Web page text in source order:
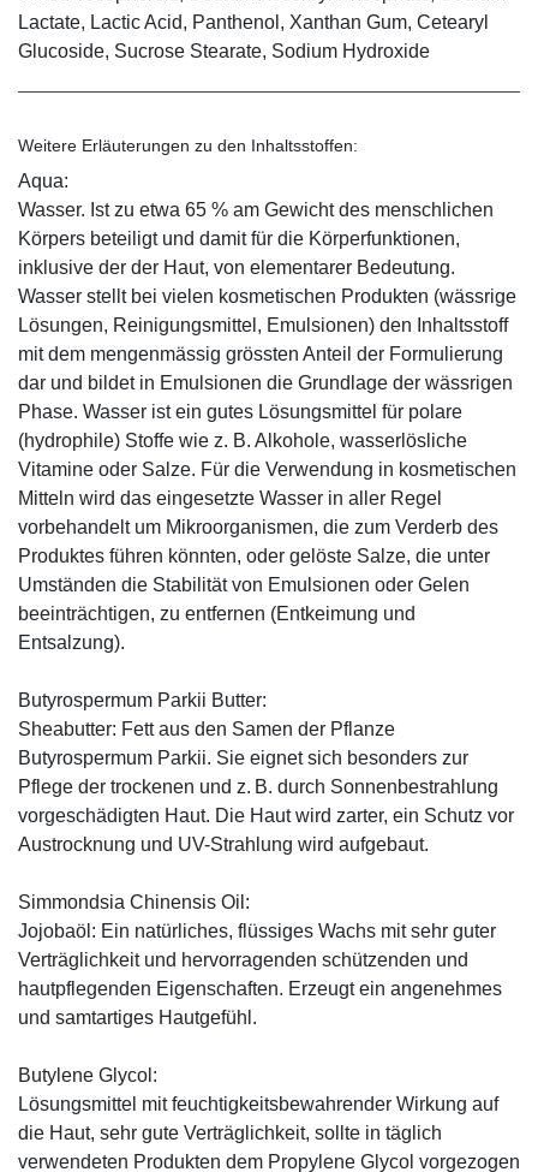
Lactate, Lactic Acid, Panthenol, Xanthan Gum, Cetearyl
Glucoside, Sucrose Stearate, Sodium Hydroxide
Weitere Erläuterungen zu den Inhaltsstoffen:
Aqua:
Wasser. Ist zu etwa 65 % am Gewicht des menschlichen
Körpers beteiligt und damit für die Körperfunktionen,
inklusive der der Haut, von elementarer Bedeutung.
Wasser stellt bei vielen kosmetischen Produkten (wässrige
Lösungen, Reinigungsmittel, Emulsionen) den Inhaltsstoff
mit dem mengenmässig grössten Anteil der Formulierung
dar und bildet in Emulsionen die Grundlage der wässrigen
Phase. Wasser ist ein gutes Lösungsmittel für polare
(hydrophile) Stoffe wie z. B. Alkohole, wasserlösliche
Vitamine oder Salze. Für die Verwendung in kosmetischen
Mitteln wird das eingesetzte Wasser in aller Regel
vorbehandelt um Mikroorganismen, die zum Verderb des
Produktes führen könnten, oder gelöste Salze, die unter
Umständen die Stabilität von Emulsionen oder Gelen
beeinträchtigen, zu entfernen (Entkeimung und
Entsalzung).
Butyrospermum Parkii Butter:
Sheabutter: Fett aus den Samen der Pflanze
Butyrospermum Parkii. Sie eignet sich besonders zur
Pflege der trockenen und z. B. durch Sonnenbestrahlung
vorgeschädigten Haut. Die Haut wird zarter, ein Schutz vor
Austrocknung und UV-Strahlung wird aufgebaut.
Simmondsia Chinensis Oil:
Jojobaöl: Ein natürliches, flüssiges Wachs mit sehr guter
Verträglichkeit und hervorragenden schützenden und
hautpflegenden Eigenschaften. Erzeugt ein angenehmes
und samtartiges Hautgefühl.
Butylene Glycol:
Lösungsmittel mit feuchtigkeitsbewahrender Wirkung auf
die Haut, sehr gute Verträglichkeit, sollte in täglich
verwendeten Produkten dem Propylene Glycol vorgezogen